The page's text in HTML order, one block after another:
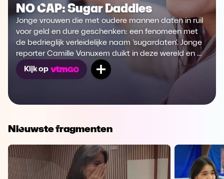
Microsoft Edge Download
Opera Download
NO CAP: Sugar Daddies
Jonge vrouwen die met oudere mannen daten in ruil
voor geld en dure geschenken: een fenomeen met
de bedrieglijk verleidelijke naam 'sugardaten'. Jonge
reporter Camille Vanuxem duikt in deze wereld en ...
Kijk op
Nieuwste fragmenten